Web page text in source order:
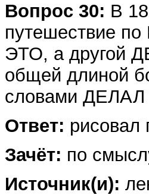
Вопрос 30: В
путешествие по
ЭТО, а другой
общей длиной
словами
Ответ: рисовал
Зачёт: по
Источник(и):